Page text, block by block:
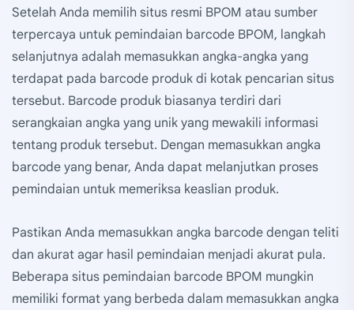
Setelah Anda memilih situs resmi BPOM atau sumber
terpercaya untuk pemindaian barcode BPOM, langkah
selanjutnya adalah memasukkan angka-angka yang
terdapat pada barcode produk di kotak pencarian situs
tersebut. Barcode produk biasanya terdiri dari
serangkaian angka yang unik yang mewakili informasi
tentang produk tersebut. Dengan memasukkan angka
barcode yang benar, Anda dapat melanjutkan proses
pemindaian untuk memeriksa keaslian produk.
Pastikan Anda memasukkan angka barcode dengan teliti
dan akurat agar hasil pemindaian menjadi akurat pula.
Beberapa situs pemindaian barcode BPOM mungkin
memiliki format yang berbeda dalam memasukkan angka